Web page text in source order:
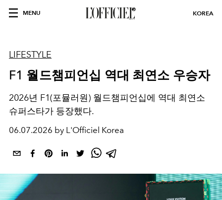
MENU KOREA
LIFESTYLE
F1 월드챔피언십 역대 최연소 우승자
2026년 F1(포뮬러원) 월드챔피언십에 역대 최연소
슈퍼스타가 등장했다.
06.07.2026 by L'Officiel Korea